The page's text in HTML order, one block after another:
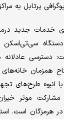
پرتابل به
خدمات جدید
دسترسی
همزمان
انبوه طرح‌های
موثر
هرمزگان است.